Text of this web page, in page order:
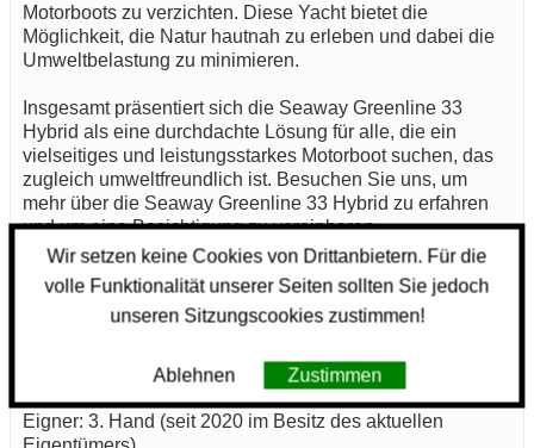
Motorboots zu verzichten. Diese Yacht bietet die
Möglichkeit, die Natur hautnah zu erleben und dabei die
Umweltbelastung zu minimieren.
Insgesamt präsentiert sich die Seaway Greenline 33
Hybrid als eine durchdachte Lösung für alle, die ein
vielseitiges und leistungsstarkes Motorboot suchen, das
zugleich umweltfreundlich ist. Besuchen Sie uns, um
mehr über die Seaway Greenline 33 Hybrid zu erfahren
und um eine Besichtigung zu vereinbaren.
Weitere Details zur Seaway Greenline 33 Hybrid
Seaway Greenline 33 Hybrid – gepflegt, werftgewartet,
Standort: 24235 Laboe, Deutschland
Zustand: gepflegt
Eigner: 3. Hand (seit 2020 im Besitz des aktuellen
Wir setzen keine Cookies von Drittanbietern. Für die
volle Funktionalität unserer Seiten sollten Sie jedoch
unseren Sitzungscookies zustimmen!
Ablehnen Zustimmen